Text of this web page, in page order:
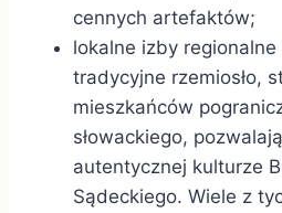
cennych artefaktów;
lokalne izby
tradycyjne rzemiosło,
mieszkańców
słowackiego,
autentycznej kulturze
Sądeckiego. Wiele z